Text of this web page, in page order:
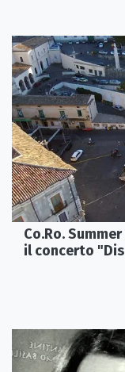
Co.Ro.
il concerto